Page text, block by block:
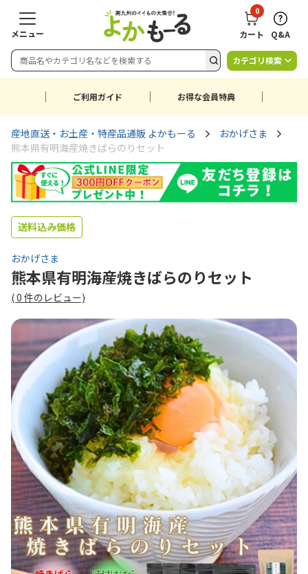
メニュー
0
カート Q&A
カテゴリ検索
ご利用ガイド お得な会員特典
産地直送・お土産・特産品通販 よかもーる
おかげさま
熊本県有明海産焼きばらのりセット
送料込み価格
おかげさま
熊本県有明海産焼きばらのりセット
(0 件のレビュー)